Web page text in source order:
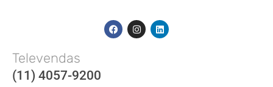
Televendas
(11) 4057-9200